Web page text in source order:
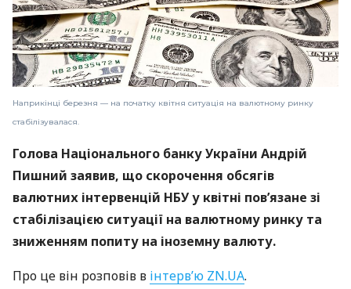
Наприкінці березня — на початку квітня ситуація на валютному ринку
стабілізувалася.
Голова Національного банку України Андрій
Пишний заявив, що скорочення обсягів
валютних інтервенцій НБУ у квітні пов’язане зі
стабілізацією ситуації на валютному ринку та
зниженням попиту на іноземну валюту.
Про це він розповів в інтерв’ю ZN.UA.